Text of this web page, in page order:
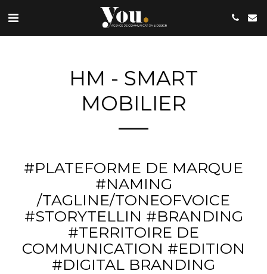
HM - SMART
MOBILIER
#PLATEFORME DE MARQUE
#NAMING
/TAGLINE/TONEOFVOICE
#STORYTELLIN #BRANDING
#TERRITOIRE DE
COMMUNICATION #EDITION
#DIGITAL BRANDING